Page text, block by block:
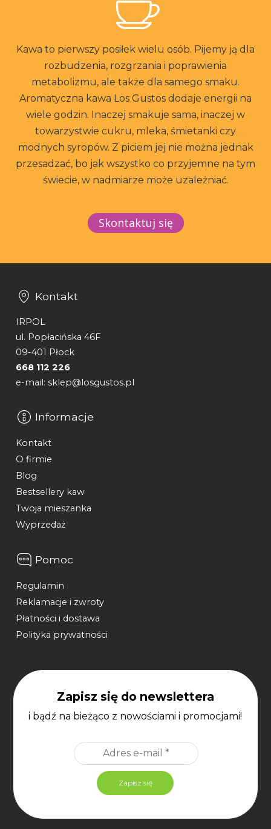
Kawa to pierwszy posiłek wielu osób. Pijemy ją dla
rozbudzenia, rozgrzania i poprawienia
metabolizmu, ale także dla samego smaku.
Aromatyczna kawa Los Gustos dodaje energii na
wiele godzin. Inaczej smakuje sama, inaczej w
towarzystwie cukru, mleka, śmietanki czy
modnych syropów. Z piciem jej nie można jednak
przesadzać, bo jak wszystko co przyjemne na tym
świecie, w nadmiarze może uzależniać.
Skontaktuj się
Kontakt
IRPOL
ul. Popłacińska 46F
09-401 Płock
668 112 226
e-mail: sklep@losgustos.pl
Informacje
Kontakt
O firmie
Blog
Bestsellery kaw
Twoja mieszanka
Wyprzedaż
Pomoc
Regulamin
Reklamacje i zwroty
Płatności i dostawa
Polityka prywatności
Zapisz się do newslettera
i bądź na bieżąco z nowościami i promocjami!